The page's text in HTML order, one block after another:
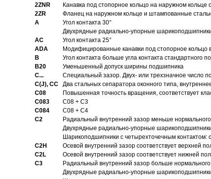
2ZNR
Канавка под стопорное кольцо на наружном
2ZR
Фланец на наружном кольце и штампованные
A
Угол контакта 30°
Двухрядные радиально-упорные
AC
Угол контакта 25°
ADA
Модифицированные канавки под стопорное кольцо
B
Угол контакта больше угла контакта стандартного
B20
Уменьшенный допуск ширины подшипника
C...
Специальный зазор. Двух- или трехзначное число
C(J), CC
Два стальных сепаратора оконного типа,
C08
Повышенная точность вращения, соответствует
C083
C08 + C3
C084
C08 + C4
C2
Pадиальный внутренний зазор меньше нормального
Двухрядные радиально-упорные
Шарикоподшипники с четырехточечным контактом:
C2H
Осевой внутренний зазор соответствует верхней
C2L
Осевой внутренний зазор соответствует нижней
C3
Pадиальный внутренний зазор больше нормального
Двухрядные радиально-упорные